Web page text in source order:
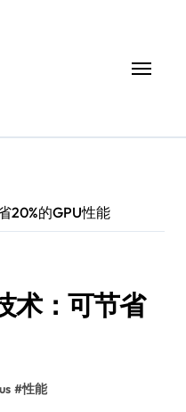
20%的GPU性能
术：可节省
#性能